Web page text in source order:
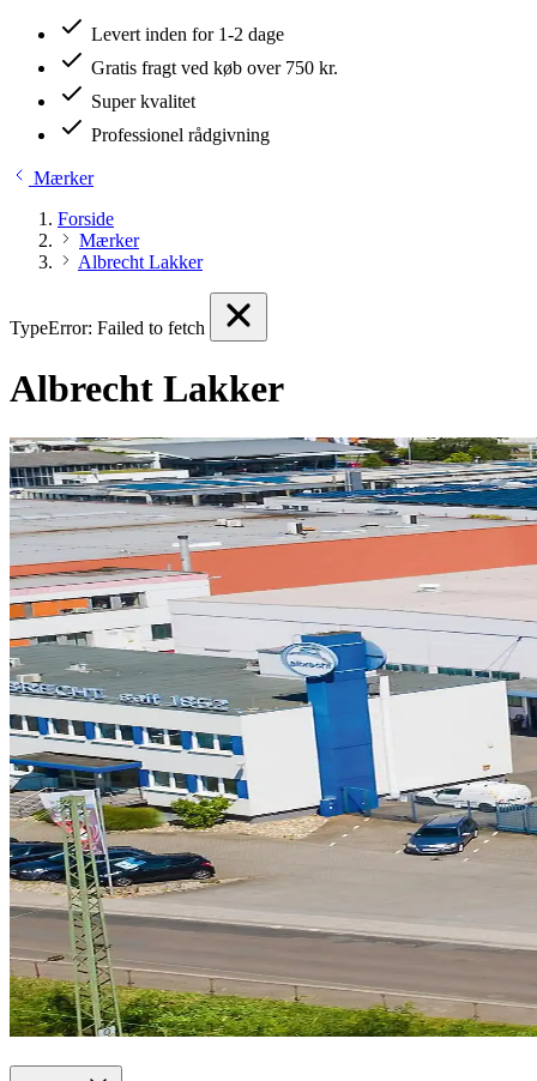
Levert inden for 1-2 dage
Gratis fragt ved køb over 750 kr.
Super kvalitet
Professionel rådgivning
Mærker
Forside
Mærker
Albrecht Lakker
TypeError: Failed to fetch
Albrecht Lakker